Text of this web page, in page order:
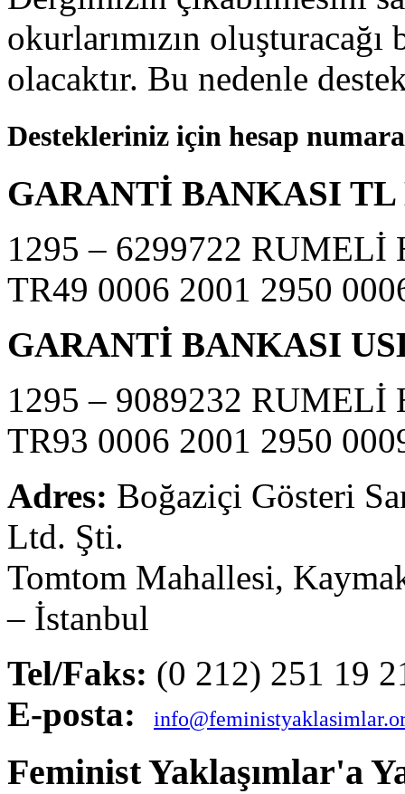
okurlarımızın
olacaktır. Bu nedenle
Destekleriniz için hesap
GARANTİ BANKASI TL
1295 – 6299722 RUMELİ
TR49 0006 2001 2950
GARANTİ BANKASI
1295 – 9089232 RUMELİ
TR93 0006 2001 2950
Adres: Boğaziçi Gösteri
Ltd. Şti.
Tomtom Mahallesi,
– İstanbul
Tel/Faks: (0 212) 251 19
E-posta:
Feminist Yaklaşımlar'a